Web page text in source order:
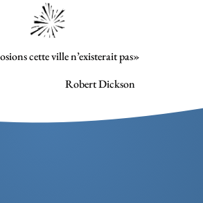
cette ville n’existerait pas»
Dickson